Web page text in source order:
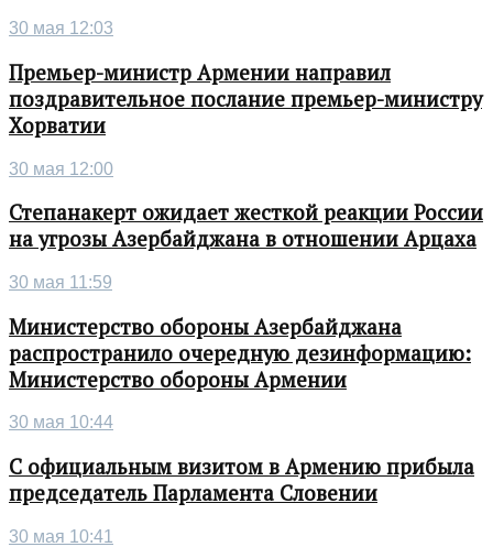
30 мая 12:03
Премьер-министр Армении направил
поздравительное послание премьер-министру
Хорватии
30 мая 12:00
Степанакерт ожидает жесткой реакции России
на угрозы Азербайджана в отношении Арцаха
30 мая 11:59
Министерство обороны Азербайджана
распространило очередную дезинформацию:
Министерство обороны Армении
30 мая 10:44
С официальным визитом в Армению прибыла
председатель Парламента Словении
30 мая 10:41